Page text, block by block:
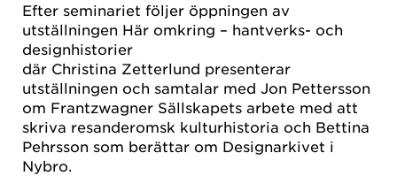
Efter seminariet följer öppningen av
utställningen Här omkring – hantverks- och
designhistorier
där Christina Zetterlund presenterar
utställningen och samtalar med Jon Pettersson
om Frantzwagner Sällskapets arbete med att
skriva resanderomsk kulturhistoria och Bettina
Pehrsson som berättar om Designarkivet i
Nybro.